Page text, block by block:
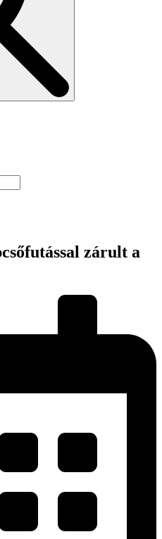
zárult a